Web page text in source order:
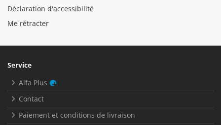
Déclaration d'accessibilité
Me rétracter
Service
Alfa Plus
Contact
Paiement et conditions de livraison